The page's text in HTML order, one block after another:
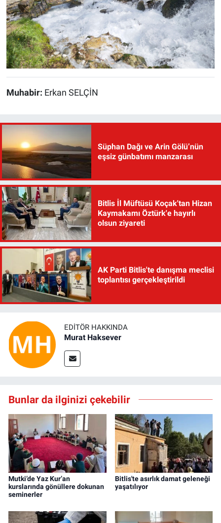
Muhabir: Erkan SELÇİN
Süphan Dağı ve Arin Gölü’nün
eşsiz günbatımı manzarası
Bitlis İl Müftüsü Koçak'tan Hizan
Kaymakamı Öztürk'e hayırlı
olsun ziyareti
AK Parti Bitlis'te danışma meclisi
toplantısı gerçekleştirildi
EDITÖR HAKKINDA
Murat Haksever
Bunlar da ilginizi çekebilir
Mutki’de Yaz Kur’an
kurslarında gönüllere dokunan
seminerler
Bitlis'te asırlık damat geleneği
yaşatılıyor